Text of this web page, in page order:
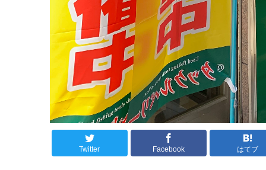
Twitter Facebook はてブ